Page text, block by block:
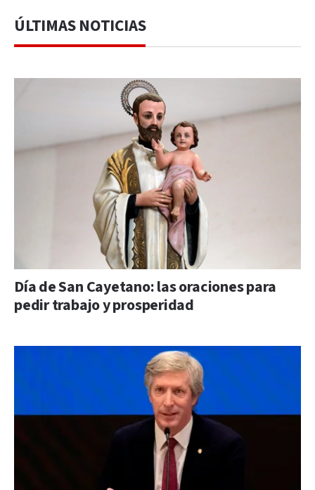
ÚLTIMAS NOTICIAS
Día de San Cayetano: las oraciones para
pedir trabajo y prosperidad